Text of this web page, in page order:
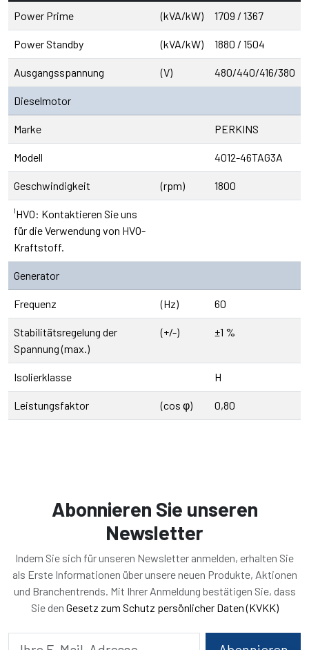
Power Prime (kVA/kW) 1709 / 1367
Power Standby (kVA/kW) 1880 / 1504
Ausgangsspannung (V) 480/440/416/380
Dieselmotor
Marke PERKINS
Modell 4012-46TAG3A
Geschwindigkeit (rpm) 1800
¹HVO: Kontaktieren Sie uns
für die Verwendung von HVO-
Kraftstoff.
Generator
Frequenz (Hz) 60
Stabilitätsregelung der
Spannung (max.)
(+/-) ±1 %
Isolierklasse H
Leistungsfaktor (cos φ) 0,80
Abonnieren Sie unseren
Newsletter
Indem Sie sich für unseren Newsletter anmelden, erhalten Sie
als Erste Informationen über unsere neuen Produkte, Aktionen
und Branchentrends. Mit Ihrer Anmeldung bestätigen Sie, dass
Sie den Gesetz zum Schutz persönlicher Daten (KVKK)